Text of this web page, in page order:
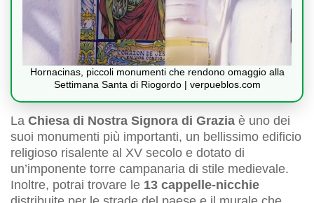
Hornacinas, piccoli monumenti che rendono omaggio alla
Settimana Santa di Riogordo | verpueblos.com
La Chiesa di Nostra Signora di Grazia è uno dei
suoi monumenti più importanti, un bellissimo edificio
religioso risalente al XV secolo e dotato di
un’imponente torre campanaria di stile medievale.
Inoltre, potrai trovare le 13 cappelle-nicchie